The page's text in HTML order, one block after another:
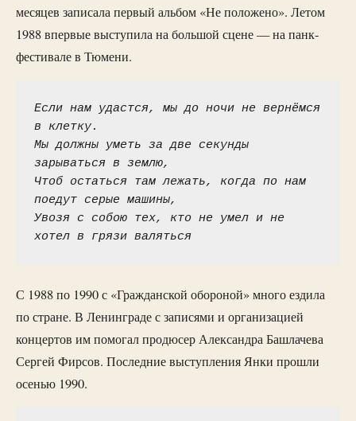
месяцев записала первый альбом «Не положено». Летом
1988 впервые выступила на большой сцене — на панк-
фестивале в Тюмени.
Если нам yдастся, мы до ночи не веpнёмся
в клеткy.
Мы должны yметь за две секyнды
заpываться в землю,
Чтоб остаться там лежать, когда по нам
поедyт сеpые машины,
Увозя с собою тех, кто не yмел и не
хотел в гpязи валяться
С 1988 по 1990 с «Гражданской обороной» много ездила
по стране. В Ленинграде с записями и организацией
концертов им помогал продюсер Александра Башлачева
Сергей Фирсов. Последние выступления Янки прошли
осенью 1990.